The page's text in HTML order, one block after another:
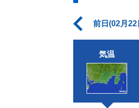
前日(02月22
気温